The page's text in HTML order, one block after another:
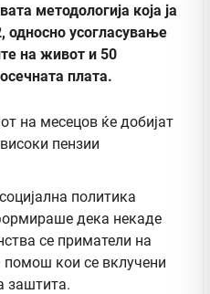
методологија која ја
односно усогласување
на живот и 50
плата.
политика
дека некаде
се приматели на
кои се вклучени
заштита.